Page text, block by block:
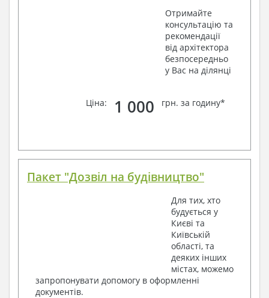
Отримайте
консультацію та
рекомендації
від архітектора
безпосередньо
у Вас на ділянці
Ціна: 1 000 грн. за годину*
Пакет "Дозвіл на будівництво"
Для тих, хто
будується у
Києві та
Київській
області, та
деяких інших
містах, можемо
запропонувати допомогу в оформленні
документів.